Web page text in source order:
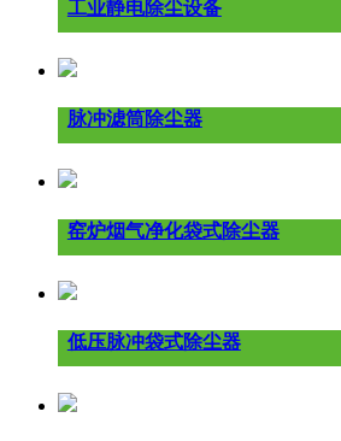
工业静电除尘设备
脉冲滤筒除尘器
窑炉烟气净化袋式除尘器
低压脉冲袋式除尘器